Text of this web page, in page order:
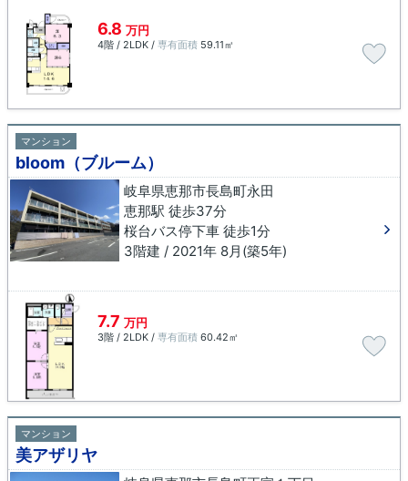
6.8 万円
4階 / 2LDK / 専有面積 59.11㎡
マンション
bloom（ブルーム）
岐阜県恵那市長島町永田
恵那駅 徒歩37分
桜台バス停下車 徒歩1分
3階建 / 2021年 8月(築5年)
7.7 万円
3階 / 2LDK / 専有面積 60.42㎡
マンション
美アザリヤ